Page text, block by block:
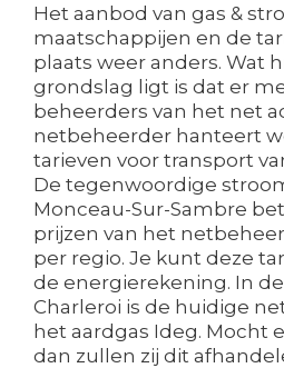
Het aanbod van gas &
maatschappijen en de
plaats weer anders. Wat
grondslag ligt is dat er
beheerders van het net
netbeheerder hanteert
tarieven voor transport
De tegenwoordige
Monceau-Sur-Sambre
prijzen van het
per regio. Je kunt deze
de energierekening. In
Charleroi is de huidige
het aardgas Ideg. Mocht
dan zullen zij dit